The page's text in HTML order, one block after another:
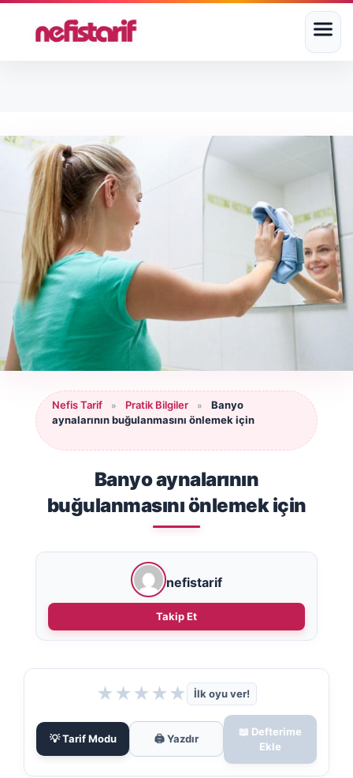
Nefis Tarif » Pratik Bilgiler »
Banyo
aynalarının buğulanmasını önlemek için
Banyo aynalarının
buğulanmasını önlemek için
nefistarif
Takip Et
★ ★ ★ ★ ★ İlk oyu ver!
💡 Tarif Modu 🖨️ Yazdır
📖 Defterime
Ekle